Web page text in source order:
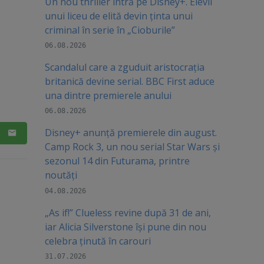
unui liceu de elită devin ținta unui
criminal în serie în „Cioburile”
06.08.2026
Scandalul care a zguduit aristocrația
britanică devine serial. BBC First aduce
una dintre premierele anului
06.08.2026
Disney+ anunță premierele din august.
Camp Rock 3, un nou serial Star Wars și
sezonul 14 din Futurama, printre
noutăți
04.08.2026
„As if!” Clueless revine după 31 de ani,
iar Alicia Silverstone își pune din nou
celebra ținută în carouri
31.07.2026